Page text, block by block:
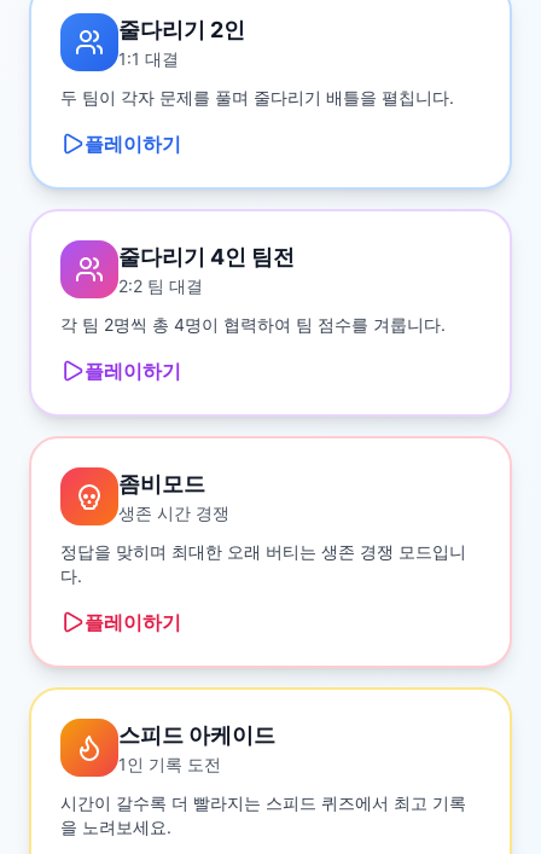
줄다리기 2인
1:1 대결
두 팀이 각자 문제를 풀며 줄다리기 배틀을 펼칩니다.
플레이하기
줄다리기 4인 팀전
2:2 팀 대결
각 팀 2명씩 총 4명이 협력하여 팀 점수를 겨룹니다.
플레이하기
좀비모드
생존 시간 경쟁
정답을 맞히며 최대한 오래 버티는 생존 경쟁 모드입니
다.
플레이하기
스피드 아케이드
1인 기록 도전
시간이 갈수록 더 빨라지는 스피드 퀴즈에서 최고 기록
을 노려보세요.